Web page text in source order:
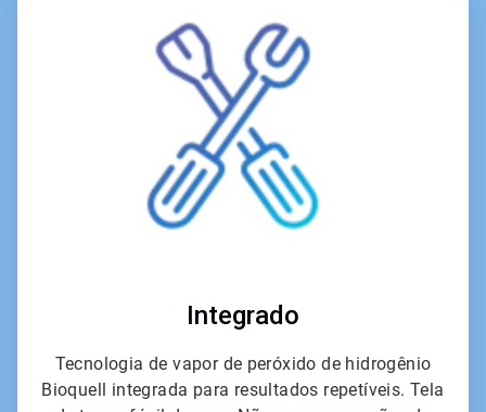
de
6
Integrado
Tecnologia de vapor de peróxido de hidrogênio
Bioquell integrada para resultados repetíveis. Tela